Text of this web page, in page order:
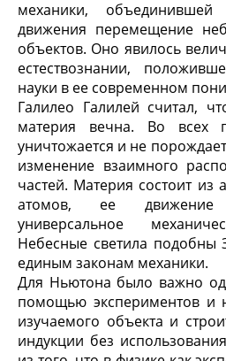
механики,
движения перемещение
объектов. Оно явилось
естествознании,
науки в ее современном
Галилео Галилей считал,
материя вечна. Во всех
уничтожается и не
изменение взаимного
частей. Материя состоит
атомов, ее движение
универсальное
Небесные светила подобны
единым законам механики.
Для Ньютона было важно
помощью экспериментов и
изучаемого объекта и
индукции без